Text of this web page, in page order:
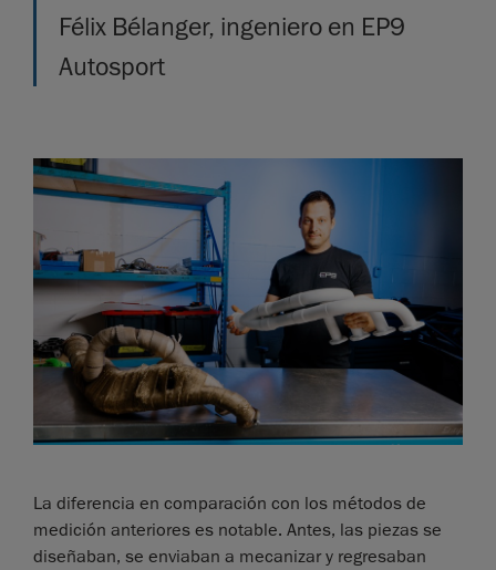
Félix Bélanger, ingeniero en EP9
Autosport
La diferencia en comparación con los métodos de
medición anteriores es notable. Antes, las piezas se
diseñaban, se enviaban a mecanizar y regresaban